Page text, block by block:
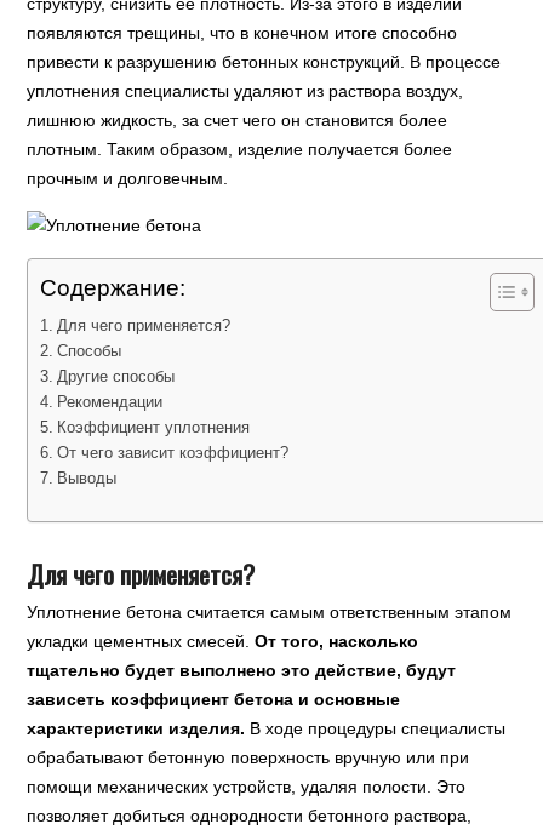
появляются трещины, что в конечном итоге способно
привести к разрушению бетонных конструкций. В процессе
уплотнения специалисты удаляют из раствора воздух,
лишнюю жидкость, за счет чего он становится более
плотным. Таким образом, изделие получается более
прочным и долговечным.
Содержание:
Для чего применяется?
Способы
Другие способы
Рекомендации
Коэффициент уплотнения
От чего зависит коэффициент?
Выводы
Для чего применяется?
Уплотнение бетона считается самым ответственным этапом
укладки цементных смесей.От того, насколько
тщательно будет выполнено это действие, будут
зависеть коэффициент бетона и основные
характеристики изделия. В ходе процедуры специалисты
обрабатывают бетонную поверхность вручную или при
помощи механических устройств, удаляя полости. Это
позволяет добиться однородности бетонного раствора,